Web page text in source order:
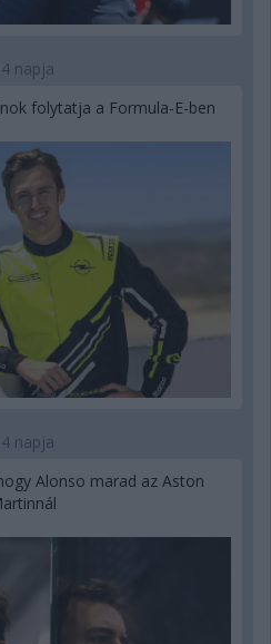
4 napja
folytatja a Formula-E-ben
4 napja
Alonso marad az Aston